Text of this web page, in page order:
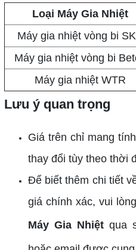
Loại Máy Gia Nhiệt
Máy gia nhiệt vòng bi
Máy gia nhiệt vòng bi
Máy gia nhiệt WTR
Lưu ý quan trọng
Giá trên chỉ mang
thay đổi tùy theo thời
Để biết thêm chi tiết
giá chính xác, vui
Máy Gia Nhiệt qua